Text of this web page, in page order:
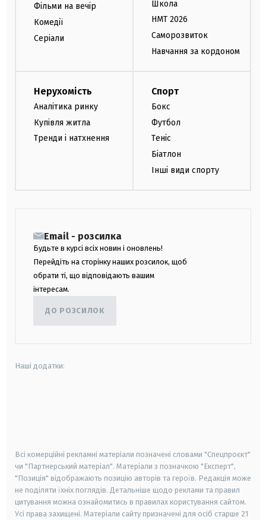
Фільми на вечір
Комедії
Серіали
Школа
НМТ 2026
Саморозвиток
Навчання за кордоном
Нерухомість
Аналітика ринку
Купівля житла
Тренди і натхнення
Спорт
Бокс
Футбол
Теніс
Біатлон
Інші види спорту
Email - розсилка
Будьте в курсі всіх новин і оновлень!
Перейдіть на сторінку наших розсилок, щоб
обрати ті, що відповідають вашим
інтересам.
ДО РОЗСИЛОК
Наші додатки:
Всі комерційні рекламні матеріали позначені словами "Спецпроєкт"
чи "Партнерський матеріал". Матеріали з позначкою "Експерт",
"Позиція" відображають позицію авторів та героїв. Редакція може
не поділяти їхніх поглядів. Детальніше щодо реклами та правил
цитування можна ознайомитись в правилах користування сайтом.
Усі права захищені. Матеріали сайту призначені для осіб старше 21